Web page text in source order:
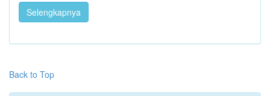
Selengkapnya
Back to Top